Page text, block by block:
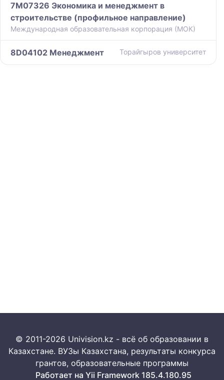
7M07326 Экономика и менеджмент в
строительстве (профильное направление)
Международная образовательная корпорация (МОК)
8D04102 Менеджмент Торайгыров университет
© 2011-2026 Univision.kz - всё об образовании в
Казахстане. ВУЗы Казахстана, результаты конкурса
грантов, образовательные программы
Работает на Yii Framework 185.4.180.95